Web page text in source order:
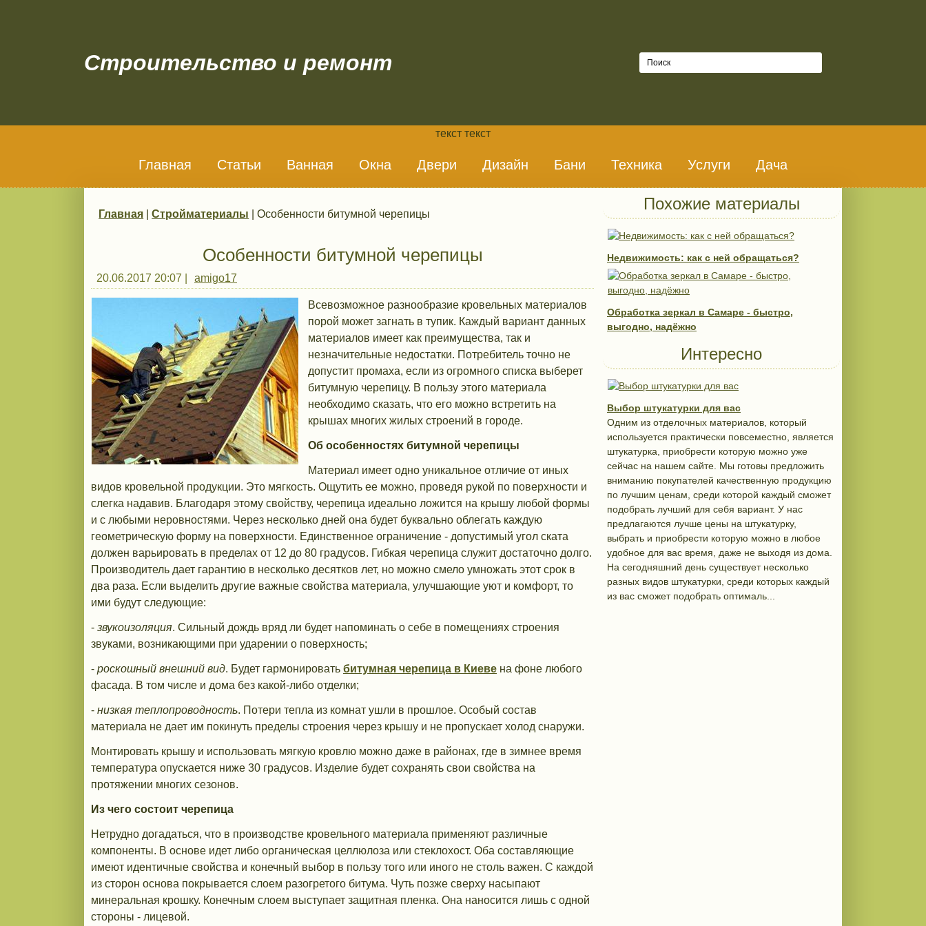
Строительство и ремонт
текст текст
Главная Статьи Ванная Окна Двери Дизайн Бани Техника Услуги Дача
Вы здесь
Главная |Стройматериалы | Особенности битумной черепицы
Особенности битумной черепицы
20.06.2017 20:07 amigo17
Всевозможное разнообразие кровельных материалов
порой может загнать в тупик. Каждый вариант данных
материалов имеет как преимущества, так и
незначительные недостатки. Потребитель точно не
допустит промаха, если из огромного списка выберет
битумную черепицу. В пользу этого материала
необходимо сказать, что его можно встретить на
крышах многих жилых строений в городе.
Об особенностях битумной черепицы
Материал имеет одно уникальное отличие от иных
видов кровельной продукции. Это мягкость. Ощутить ее можно, проведя рукой по поверхности и
слегка надавив. Благодаря этому свойству, черепица идеально ложится на крышу любой формы
и с любыми неровностями. Через несколько дней она будет буквально облегать каждую
геометрическую форму на поверхности. Единственное ограничение - допустимый угол ската
должен варьировать в пределах от 12 до 80 градусов. Гибкая черепица служит достаточно долго.
Производитель дает гарантию в несколько десятков лет, но можно смело умножать этот срок в
два раза. Если выделить другие важные свойства материала, улучшающие уют и комфорт, то
ими будут следующие:
- звукоизоляция. Сильный дождь вряд ли будет напоминать о себе в помещениях строения
звуками, возникающими при ударении о поверхность;
- роскошный внешний вид. Будет гармонировать битумная черепица в Киеве на фоне любого
фасада. В том числе и дома без какой-либо отделки;
- низкая теплопроводность. Потери тепла из комнат ушли в прошлое. Особый состав
материала не дает им покинуть пределы строения через крышу и не пропускает холод снаружи.
Монтировать крышу и использовать мягкую кровлю можно даже в районах, где в зимнее время
температура опускается ниже 30 градусов. Изделие будет сохранять свои свойства на
протяжении многих сезонов.
Из чего состоит черепица
Нетрудно догадаться, что в производстве кровельного материала применяют различные
компоненты. В основе идет либо органическая целлюлоза или стеклохост. Оба составляющие
имеют идентичные свойства и конечный выбор в пользу того или иного не столь важен. С каждой
из сторон основа покрывается слоем разогретого битума. Чуть позже сверху насыпают
минеральная крошку. Конечным слоем выступает защитная пленка. Она наносится лишь с одной
стороны - лицевой.
Похожие материалы
Недвижимость: как с ней обращаться?
Обработка зеркал в Самаре - быстро,
выгодно, надёжно
Интересно
Выбор штукатурки для вас
Одним из отделочных материалов, который
используется практически повсеместно, является
штукатурка, приобрести которую можно уже
сейчас на нашем сайте. Мы готовы предложить
вниманию покупателей качественную продукцию
по лучшим ценам, среди которой каждый сможет
подобрать лучший для себя вариант. У нас
предлагаются лучше цены на штукатурку,
выбрать и приобрести которую можно в любое
удобное для вас время, даже не выходя из дома.
На сегодняшний день существует несколько
разных видов штукатурки, среди которых каждый
из вас сможет подобрать оптималь...